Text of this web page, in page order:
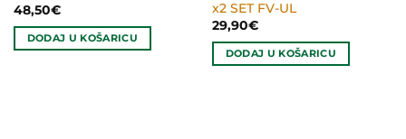
48,50€
DODAJ U KOŠARICU
x2 SET FV-UL
29,90€
DODAJ U KOŠARICU